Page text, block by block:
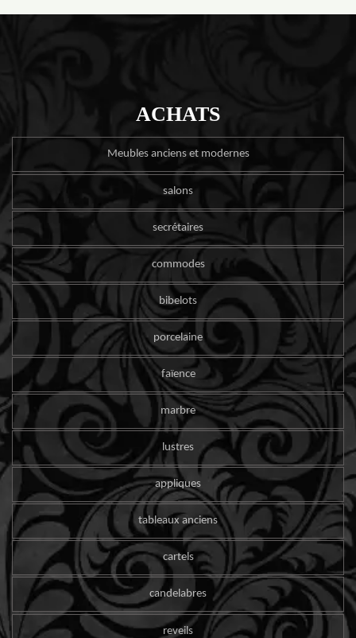
ACHATS
Meubles anciens et modernes
salons
secrétaires
commodes
bibelots
porcelaine
faïence
marbre
lustres
appliques
tableaux anciens
cartels
candelabres
reveils